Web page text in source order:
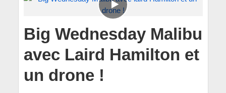
Big Wednesday Malibu
avec Laird Hamilton et
un drone !